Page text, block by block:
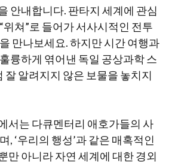
안내합니다. 판타지 세계에 관심
위쳐”로 들어가 서사시적인 전투
만나보세요. 하지만 시간 여행과
륭하게 엮어낸 독일 공상과학 스
잘 알려지지 않은 보물을 놓치지
서는 다큐멘터리 애호가들의 사
, ‘우리의 행성’과 같은 매혹적인
만 아니라 자연 세계에 대한 경외